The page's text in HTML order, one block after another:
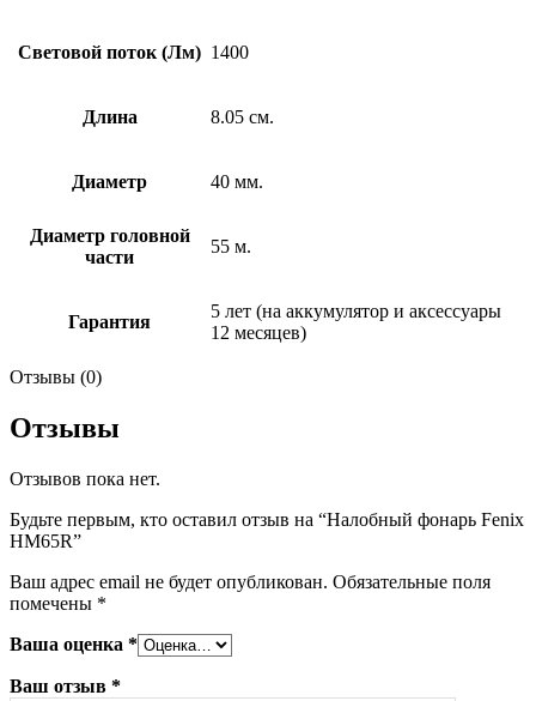
Световой поток (Лм) 1400
Длина 8.05 см.
Диаметр 40 мм.
Диаметр головной
части
55 м.
Гарантия
5 лет (на аккумулятор и аксессуары
12 месяцев)
Отзывы (0)
Отзывы
Отзывов пока нет.
Будьте первым, кто оставил отзыв на “Налобный фонарь Fenix
HM65R”
Ваш адрес email не будет опубликован. Обязательные поля
помечены *
Ваша оценка *
Ваш отзыв *